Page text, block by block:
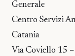
Generale
Centro Servizi
Catania
Via Coviello 15